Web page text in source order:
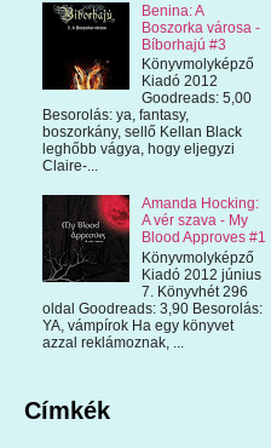
Benina: A
Boszorka városa -
Bíborhajú #3
Könyvmolyképző
Kiadó 2012
Goodreads: 5,00
Besorolás: ya, fantasy,
boszorkány, sellő Kellan Black
leghőbb vágya, hogy eljegyzi
Claire-...
Amanda Hocking:
A vér szava - My
Blood Approves #1
Könyvmolyképző
Kiadó 2012 június
7. Könyvhét 296
oldal Goodreads: 3,90 Besorolás:
YA, vámpírok Ha egy könyvet
azzal reklámoznak, ...
Címkék